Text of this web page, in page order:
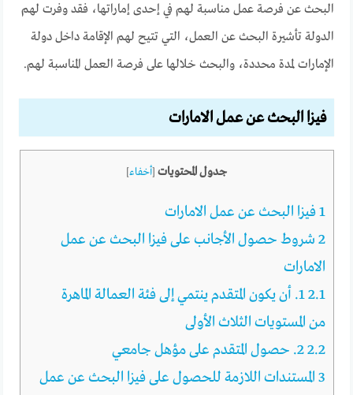
البحث عن فرصة عمل مناسبة لهم في إحدى إماراتها، فقد وفرت لهم
الدولة تأشيرة البحث عن العمل، التي تتيح لهم الإقامة داخل دولة
الإمارات لمدة محددة، والبحث خلالها على فرصة العمل المناسبة لهم.
فيزا البحث عن عمل الامارات
جدول المحتويات [أخفاء]
1فيزا البحث عن عمل الامارات
2 شروط حصول الأجانب على فيزا البحث عن عمل
الامارات
2.1 1. أن يكون المتقدم ينتمي إلى فئة العمالة الماهرة
من المستويات الثلاث الأولى
2.22. حصول المتقدم على مؤهل جامعي
3 المستندات اللازمة للحصول على فيزا البحث عن عمل